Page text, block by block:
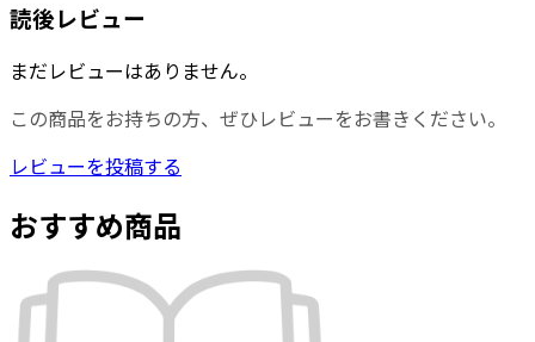
読後レビュー
まだレビューはありません。
この商品をお持ちの方、ぜひレビューをお書きください。
レビューを投稿する
おすすめ商品